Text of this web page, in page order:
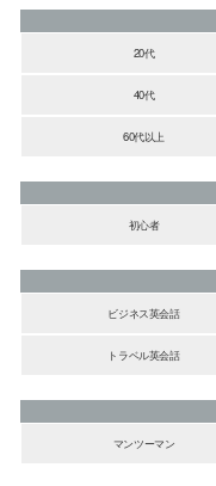
20代
40代
60代以上
初心者
ビジネス英会話
トラベル英会話
マンツーマン